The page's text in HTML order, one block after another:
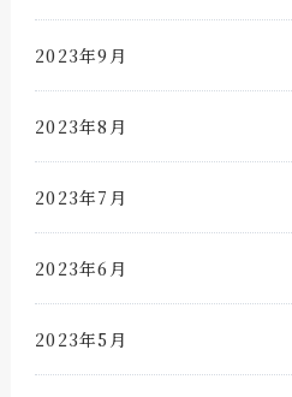
2023年9月
2023年8月
2023年7月
2023年6月
2023年5月